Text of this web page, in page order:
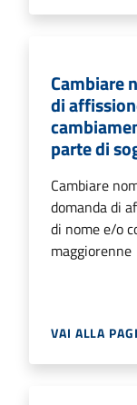
Cambiare
di
parte di
Cambiare
domanda di
di nome e/o
maggiorenne
VAI ALLA